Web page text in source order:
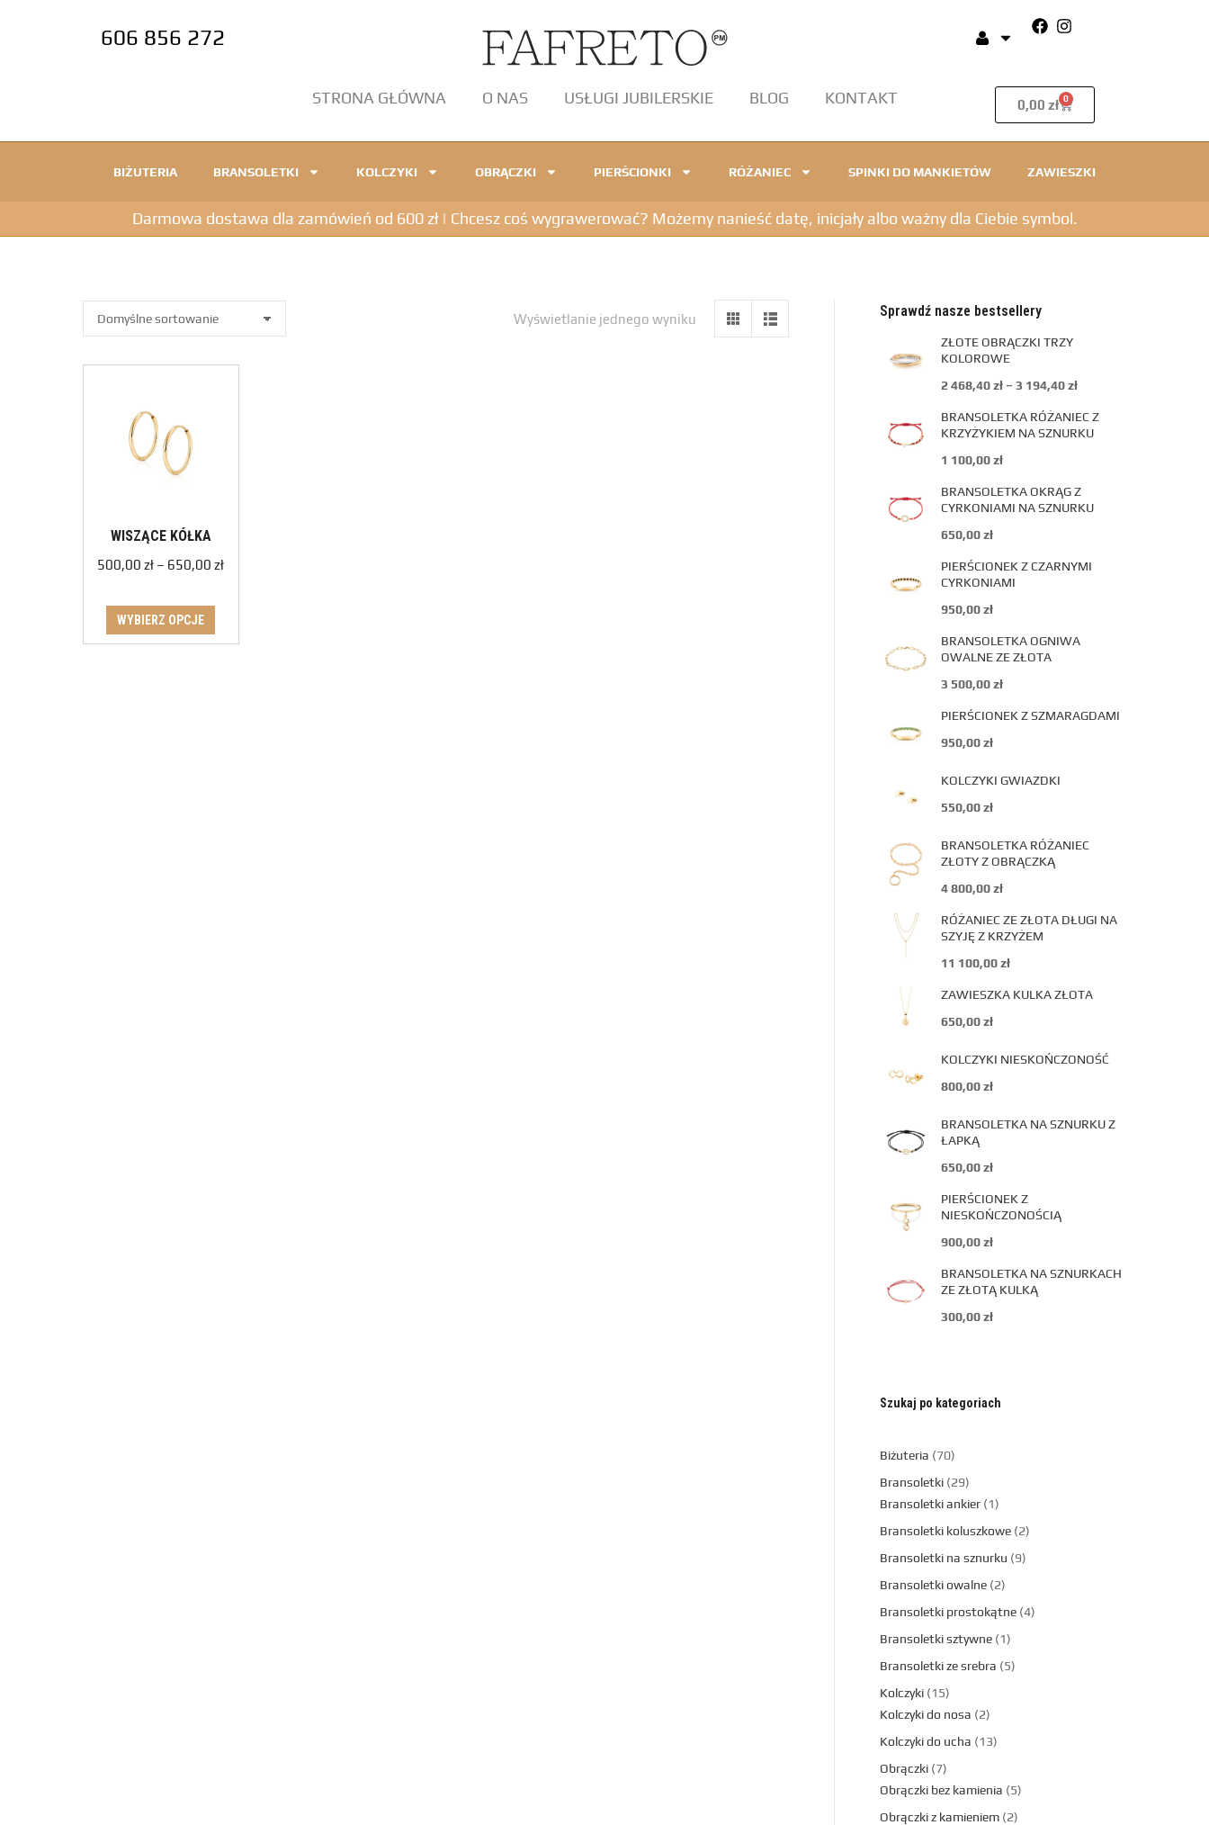
606 856 272
STRONA GŁÓWNA O NAS USŁUGI JUBILERSKIE BLOG KONTAKT 0,00 zł 0
BIŻUTERIA BRANSOLETKI KOLCZYKI OBRĄCZKI PIERŚCIONKI RÓŻANIEC SPINKI DO MANKIETÓW ZAWIESZKI
Darmowa dostawa dla zamówień od 600 zł | Chcesz coś wygrawerować? Możemy nanieść datę, inicjały albo ważny dla Ciebie symbol.
Wyświetlanie jednego wyniku
WISZĄCE KÓŁKA
500,00zł – 650,00zł
WYBIERZ OPCJE
Sprawdź nasze bestsellery
ZŁOTE OBRĄCZKI TRZY
KOLOROWE
2 468,40zł – 3 194,40zł
BRANSOLETKA RÓŻANIEC Z
KRZYŻYKIEM NA SZNURKU
1 100,00zł
BRANSOLETKA OKRĄG Z
CYRKONIAMI NA SZNURKU
650,00zł
PIERŚCIONEK Z CZARNYMI
CYRKONIAMI
950,00zł
BRANSOLETKA OGNIWA
OWALNE ZE ZŁOTA
3 500,00zł
PIERŚCIONEK Z SZMARAGDAMI
950,00zł
KOLCZYKI GWIAZDKI
550,00zł
BRANSOLETKA RÓŻANIEC
ZŁOTY Z OBRĄCZKĄ
4 800,00zł
RÓŻANIEC ZE ZŁOTA DŁUGI NA
SZYJĘ Z KRZYŻEM
11 100,00zł
ZAWIESZKA KULKA ZŁOTA
650,00zł
KOLCZYKI NIESKOŃCZONOŚĆ
800,00zł
BRANSOLETKA NA SZNURKU Z
ŁAPKĄ
650,00zł
PIERŚCIONEK Z
NIESKOŃCZONOŚCIĄ
900,00zł
BRANSOLETKA NA SZNURKACH
ZE ZŁOTĄ KULKĄ
300,00zł
Szukaj po kategoriach
Biżuteria
70
Bransoletki 29
Bransoletki ankier 1
Bransoletki koluszkowe 2
Bransoletki na sznurku
9
Bransoletki owalne 2
Bransoletki prostokątne 4
Bransoletki sztywne 1
Bransoletki ze srebra
5
Kolczyki 15
Kolczyki do nosa
2
Kolczyki do ucha
13
Obrączki 7
Obrączki bez kamienia
5
Obrączki z kamieniem 2